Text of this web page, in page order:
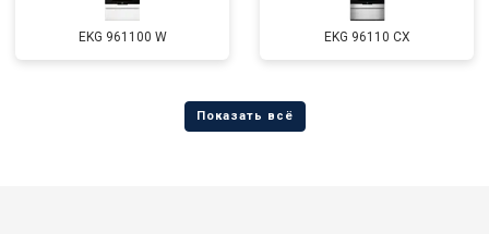
EKG 961100 W EKG 96110 CX